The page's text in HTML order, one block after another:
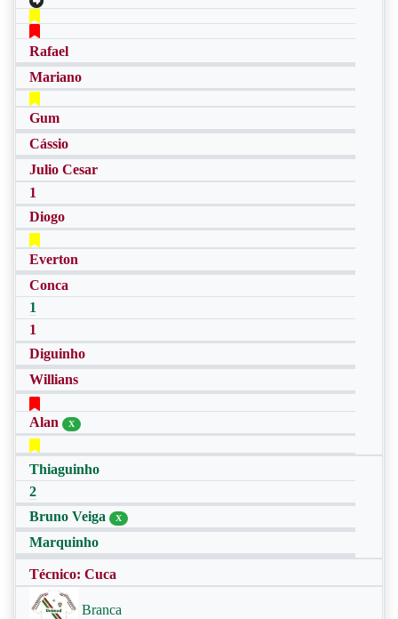
Rafael
Mariano
Gum
Cássio
Julio Cesar
1
Diogo
Everton
Conca
1
1
Diguinho
Willians
Alan X
Thiaguinho
2
Bruno Veiga
X
Marquinho
Técnico: Cuca
Branca